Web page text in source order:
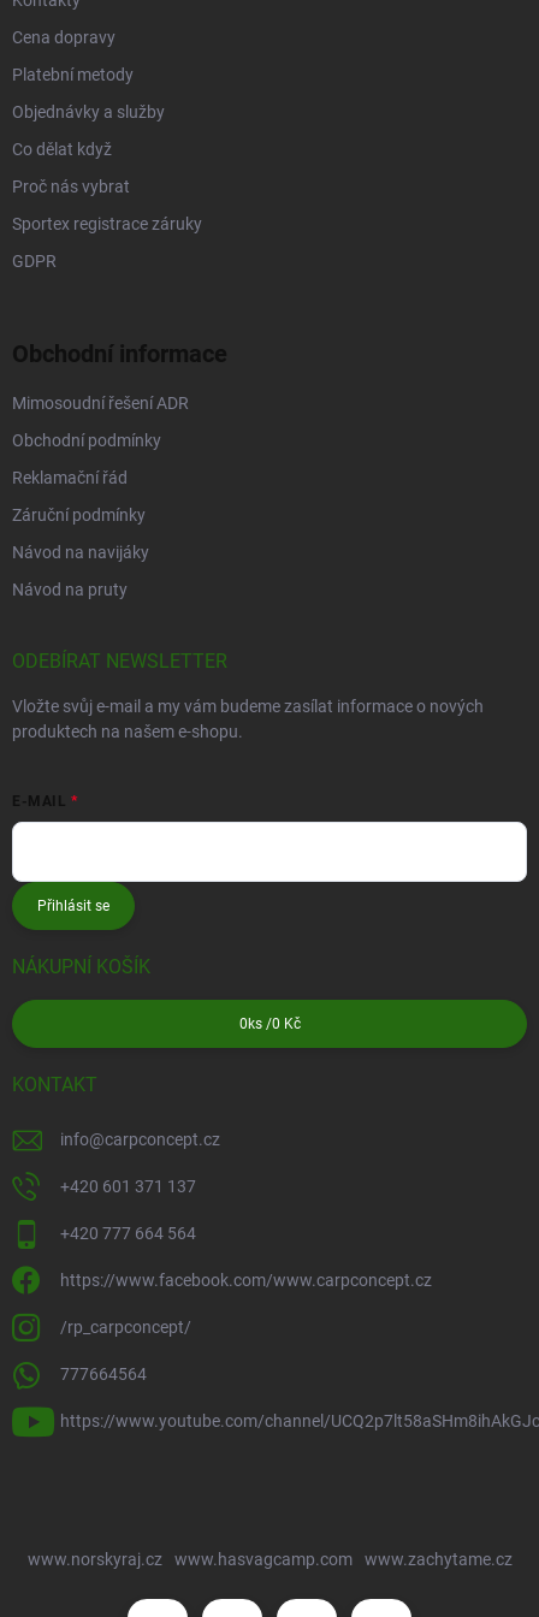
Cena dopravy
Platební metody
Objednávky a služby
Co dělat když
Proč nás vybrat
Sportex registrace záruky
GDPR
Obchodní informace
Mimosoudní řešení ADR
Obchodní podmínky
Reklamační řád
Záruční podmínky
Návod na navijáky
Návod na pruty
ODEBÍRAT NEWSLETTER
Vložte svůj e-mail a my vám budeme zasílat informace o nových
produktech na našem e-shopu.
E-MAIL
Přihlásit se
NÁKUPNÍ KOŠÍK
0 ks /0 Kč
KONTAKT
info@carpconcept.cz
+420 601 371 137
+420 777 664 564
https://www.facebook.com/www.carpconcept.cz
/rp_carpconcept/
777664564
https://www.youtube.com/channel/
www.norskyraj.cz www.hasvagcamp.com www.zachytame.cz